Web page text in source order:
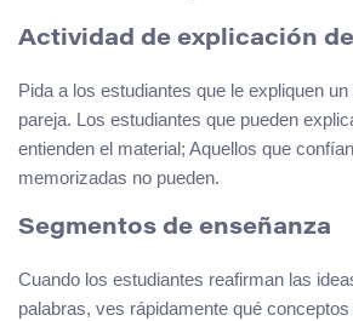
Actividad de explicación
Pida a los estudiantes que le expliquen
pareja. Los estudiantes que pueden
entienden el material; Aquellos que
memorizadas no pueden.
Segmentos de enseñanza
Cuando los estudiantes reafirman las
palabras, ves rápidamente qué